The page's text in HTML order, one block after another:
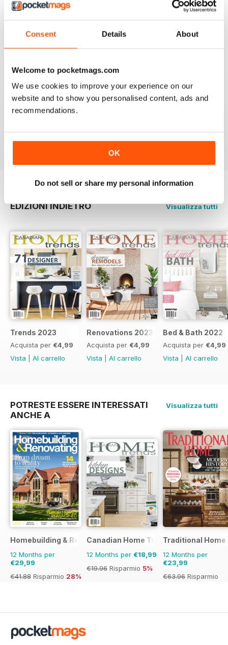
Consent Details About
Welcome to pocketmags.com
We use cookies to improve your experience on our
website and to show you personalised content, ads and
recommendations.
OK
Do not sell or share my personal information
1
4 0
3
2
1 0
VISUALIZZA LE RECENSIONI
EDIZIONI INDIETRO Visualizza tutti
Trends 2023
Acquista per €4,99
Vista
Al carrello
Renovations 2023
Acquista per €4,99
Vista
Al carrello
Bed & Bath 2022
Acquista per €4,99
Vista
Al carrello
POTRESTE ESSERE INTERESSATI
ANCHE A
Visualizza tutti
Homebuilding & Renovating Magazine
12 Months per
€29,99
€41.88 Risparmio 28%
Canadian Home Trends
12 Months per €18,99
€19.96 Risparmio 5%
Traditional Home
12 Months per
€23,99
€63.96 Risparmio